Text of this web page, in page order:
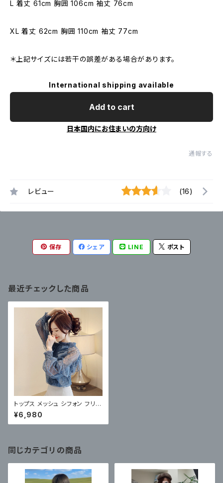
L 着丈 61cm 胸囲 106cm 袖丈 76cm
XL 着丈 62cm 胸囲 110cm 袖丈 77cm
＊上記サイズには若干の誤差がある場合があります。
International shipping available
Add to cart
日本国内にお住まいの方向け
通報する
レビュー (16)
保存 シェア LINE ポスト
最近チェックした商品
トップス メッシュ シフォン フリル
腕シースルー 5色
¥6,980
同じカテゴリの商品